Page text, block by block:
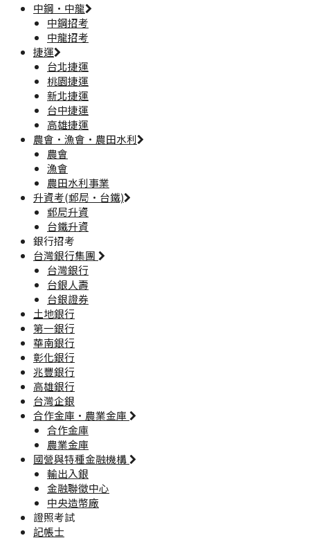
中鋼·中龍
中鋼招考
中龍招考
捷運
台北捷運
桃園捷運
新北捷運
台中捷運
高雄捷運
農會·漁會·農田水利
農會
漁會
農田水利事業
升資考(郵局·台鐵)
郵局升資
台鐵升資
銀行招考
台灣銀行集團
台灣銀行
台銀人壽
台銀證券
土地銀行
第一銀行
華南銀行
彰化銀行
兆豐銀行
高雄銀行
台灣企銀
合作金庫·農業金庫
合作金庫
農業金庫
國營與特種金融機構
輸出入銀
金融聯徵中心
中央造幣廠
證照考試
記帳士